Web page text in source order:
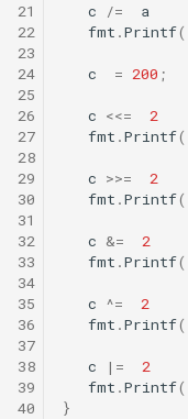
21
22
23
24
25
26
27
28
29
30
31
32
33
34
35
36
37
38
39
40
c /=
a
fmt .Printf(
c = 200 ;
c <<=
2
fmt .Printf(
c >>=
2
fmt .Printf(
c &=
2
fmt .Printf(
c ^=
2
fmt .Printf(
c |=
2
fmt .Printf(
}